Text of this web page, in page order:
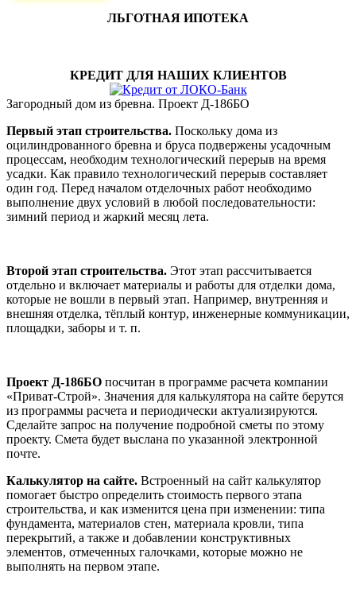
ЛЬГОТНАЯ ИПОТЕКА
КРЕДИТ ДЛЯ НАШИХ КЛИЕНТОВ
Загородный дом из бревна. Проект Д-186БО
Первый этап строительства. Поскольку дома из
оцилиндрованного бревна и бруса подвержены усадочным
процессам, необходим технологический перерыв на время
усадки. Как правило технологический перерыв составляет
один год. Перед началом отделочных работ необходимо
выполнение двух условий в любой последовательности:
зимний период и жаркий месяц лета.
Второй этап строительства. Этот этап рассчитывается
отдельно и включает материалы и работы для отделки дома,
которые не вошли в первый этап. Например, внутренняя и
внешняя отделка, тёплый контур, инженерные коммуникации,
площадки, заборы и т. п.
Проект Д-186БО посчитан в программе расчета компании
«Приват-Строй». Значения для калькулятора на сайте берутся
из программы расчета и периодически актуализируются.
Сделайте запрос на получение подробной сметы по этому
проекту. Смета будет выслана по указанной электронной
почте.
Калькулятор на сайте. Встроенный на сайт калькулятор
помогает быстро определить стоимость первого этапа
строительства, и как изменится цена при изменении: типа
фундамента, материалов стен, материала кровли, типа
перекрытий, а также и добавлении конструктивных
элементов, отмеченных галочками, которые можно не
выполнять на первом этапе.